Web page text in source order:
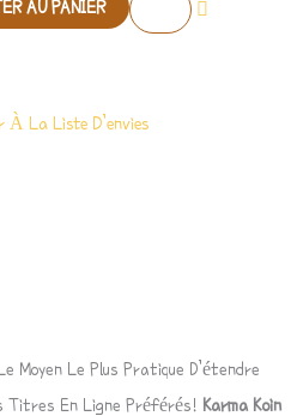
AU PANIER
À La Liste D’envies
Moyen Le Plus Pratique D’étendre
Titres En Ligne Préférés! Karma Koin